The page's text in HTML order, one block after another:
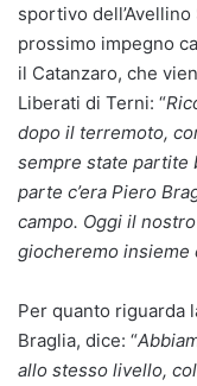
sportivo
prossimo impegno
il Catanzaro, che
Liberati di Terni: “
dopo il terremoto,
sempre state partite
parte c’era Piero
campo. Oggi il
giocheremo insieme
Per quanto riguarda
Braglia, dice: “
allo stesso livello,